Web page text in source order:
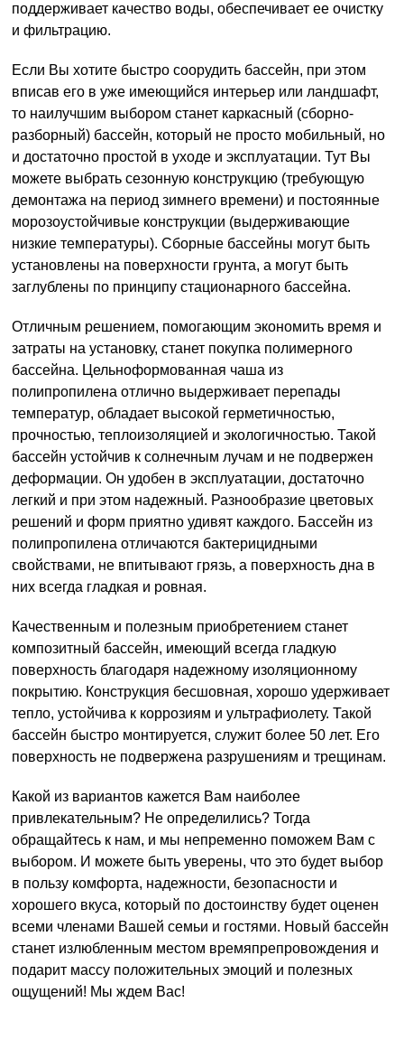
поддерживает качество воды, обеспечивает ее очистку
и фильтрацию.
Если Вы хотите быстро соорудить бассейн, при этом
вписав его в уже имеющийся интерьер или ландшафт,
то наилучшим выбором станет каркасный (сборно-
разборный) бассейн, который не просто мобильный, но
и достаточно простой в уходе и эксплуатации. Тут Вы
можете выбрать сезонную конструкцию (требующую
демонтажа на период зимнего времени) и постоянные
морозоустойчивые конструкции (выдерживающие
низкие температуры). Сборные бассейны могут быть
установлены на поверхности грунта, а могут быть
заглублены по принципу стационарного бассейна.
Отличным решением, помогающим экономить время и
затраты на установку, станет покупка полимерного
бассейна. Цельноформованная чаша из
полипропилена отлично выдерживает перепады
температур, обладает высокой герметичностью,
прочностью, теплоизоляцией и экологичностью. Такой
бассейн устойчив к солнечным лучам и не подвержен
деформации. Он удобен в эксплуатации, достаточно
легкий и при этом надежный. Разнообразие цветовых
решений и форм приятно удивят каждого. Бассейн из
полипропилена отличаются бактерицидными
свойствами, не впитывают грязь, а поверхность дна в
них всегда гладкая и ровная.
Качественным и полезным приобретением станет
композитный бассейн, имеющий всегда гладкую
поверхность благодаря надежному изоляционному
покрытию. Конструкция бесшовная, хорошо удерживает
тепло, устойчива к коррозиям и ультрафиолету. Такой
бассейн быстро монтируется, служит более 50 лет. Его
поверхность не подвержена разрушениям и трещинам.
Какой из вариантов кажется Вам наиболее
привлекательным? Не определились? Тогда
обращайтесь к нам, и мы непременно поможем Вам с
выбором. И можете быть уверены, что это будет выбор
в пользу комфорта, надежности, безопасности и
хорошего вкуса, который по достоинству будет оценен
всеми членами Вашей семьи и гостями. Новый бассейн
станет излюбленным местом времяпрепровождения и
подарит массу положительных эмоций и полезных
ощущений! Мы ждем Вас!